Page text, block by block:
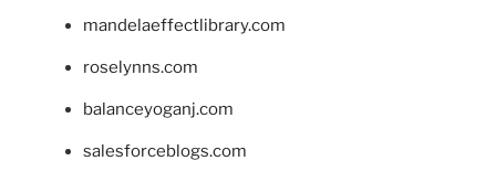
mandelaeffectlibrary.com
roselynns.com
balanceyoganj.com
salesforceblogs.com